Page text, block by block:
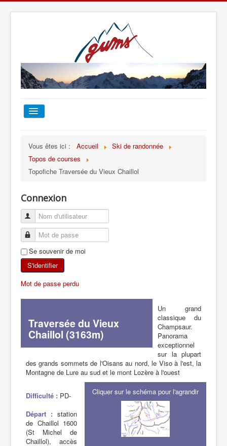
TOUT SUR LE GUMS
ALPINISME
SKI DE RANDONNÉE
RANDONNÉE PÉDESTRE
RANDONNÉE SPORTIVE
Vous êtes ici : Accueil
Ski de randonnée
Topos de courses
Topofiche Traversée du Vieux Chaillol
Connexion
Se souvenir de moi
S'identifier
Mot de passe perdu
Traversée du Vieux
Chaillol (3163m)
Un grand
classique du
Champsaur.
Panorama
exceptionnel
sur la plupart
des grands sommets de l'Oisans au nord, le Viso à l'est, la
Montagne de Lure au sud et le mont Lozère à l'ouest
Cliquer sur le schéma pour l'agrandir
Difficulté : PD-
Départ : station
de Chaillol 1600
(St Michel de
Chaillol), accès